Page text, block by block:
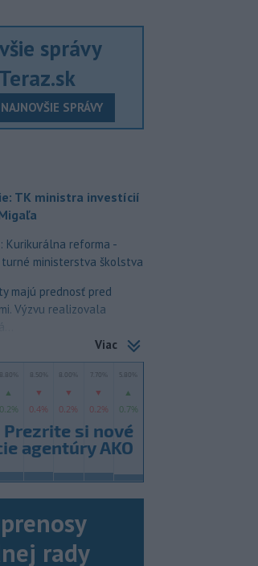
správy
SPRÁVY
TK ministra investícií
Kurikurálna reforma -
ministerstva školstva
majú prednosť pred
Výzvu realizovala
Viac
rady